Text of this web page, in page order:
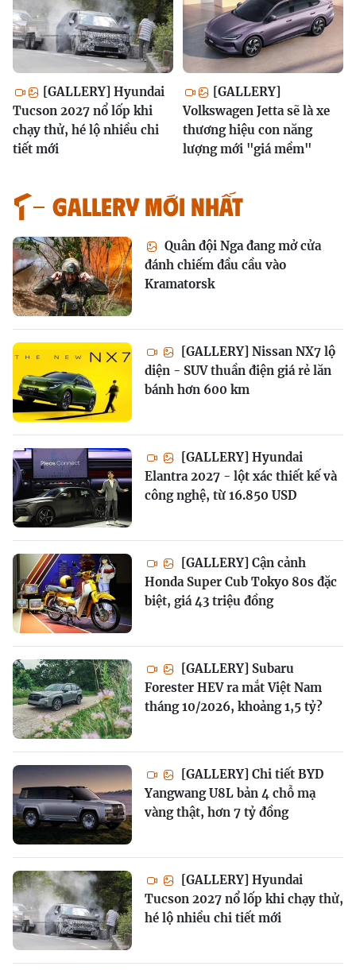
[GALLERY] Hyundai
Tucson 2027 nổ lốp khi
chạy thử, hé lộ nhiều chi
tiết mới
[GALLERY]
Volkswagen Jetta sẽ là xe
thương hiệu con năng
lượng mới "giá mềm"
GALLERY MỚI NHẤT
Quân đội Nga đang mở cửa
đánh chiếm đầu cầu vào
Kramatorsk
[GALLERY] Nissan NX7 lộ
diện - SUV thuần điện giá rẻ lăn
bánh hơn 600 km
[GALLERY] Hyundai
Elantra 2027 - lột xác thiết kế và
công nghệ, từ 16.850 USD
[GALLERY] Cận cảnh
Honda Super Cub Tokyo 80s đặc
biệt, giá 43 triệu đồng
[GALLERY] Subaru
Forester HEV ra mắt Việt Nam
tháng 10/2026, khoảng 1,5 tỷ?
[GALLERY] Chi tiết BYD
Yangwang U8L bản 4 chỗ mạ
vàng thật, hơn 7 tỷ đồng
[GALLERY] Hyundai
Tucson 2027 nổ lốp khi chạy thử,
hé lộ nhiều chi tiết mới